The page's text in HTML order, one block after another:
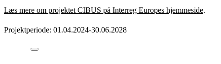
Læs mere om projektet CIBUS på Interreg Europes hjemmeside.
Projektperiode: 01.04.2024-30.06.2028